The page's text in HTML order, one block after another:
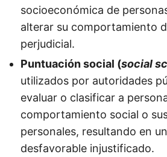
socioeconómica de
alterar su comportamiento
perjudicial.
Puntuación social (social
utilizados por autoridades
evaluar o clasificar a
comportamiento social o
personales, resultando en
desfavorable injustificado.